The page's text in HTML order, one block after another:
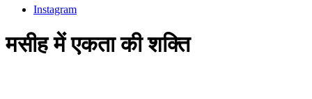
Instagram
मसीह में एकता की शक्ति